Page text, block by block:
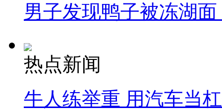
男子发现鸭子被冻湖
热点新闻
牛人练举重 用汽车当